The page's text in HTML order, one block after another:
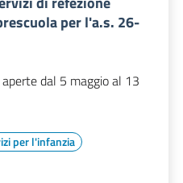
per l'a.s. 26-
dal 5 maggio al 13
per l'infanzia